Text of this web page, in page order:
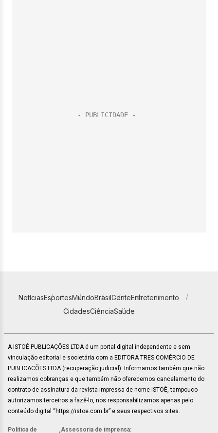
NotíciasEsportesMundoBrasilGenteEntretenimento
CidadesCiênciaSaúde
A ISTOÉ PUBLICAÇÕES LTDA é um portal digital independente e sem
vinculação editorial e societária com a EDITORA TRES COMÉRCIO DE
PUBLICACÕES LTDA (recuperação judicial). Informamos também que não
realizamos cobranças e que também não oferecemos cancelamento do
contrato de assinatura da revista impressa de nome ISTOÉ, tampouco
autorizamos terceiros a fazê-lo, nos responsabilizamos apenas pelo
conteúdo digital “https://istoe.com.br” e seus respectivos sites.
Política de Assessoria de imprensa: